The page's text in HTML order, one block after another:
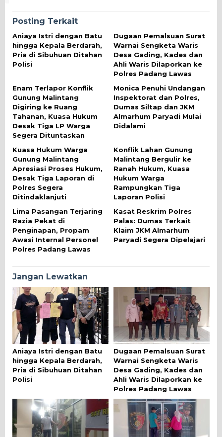
Posting Terkait
Aniaya Istri dengan Batu
hingga Kepala Berdarah,
Pria di Sibuhuan Ditahan
Polisi
Dugaan Pemalsuan Surat
Warnai Sengketa Waris
Desa Gading, Kades dan
Ahli Waris Dilaporkan ke
Polres Padang Lawas
Enam Terlapor Konflik
Gunung Malintang
Digiring ke Ruang
Tahanan, Kuasa Hukum
Desak Tiga LP Warga
Segera Dituntaskan
Monica Penuhi Undangan
Inspektorat dan Polres,
Dumas Siltap dan JKM
Almarhum Paryadi Mulai
Didalami
Kuasa Hukum Warga
Gunung Malintang
Apresiasi Proses Hukum,
Desak Tiga Laporan di
Polres Segera
Ditindaklanjuti
Konflik Lahan Gunung
Malintang Bergulir ke
Ranah Hukum, Kuasa
Hukum Warga
Rampungkan Tiga
Laporan Polisi
Lima Pasangan Terjaring
Razia Pekat di
Penginapan, Propam
Awasi Internal Personel
Polres Padang Lawas
Kasat Reskrim Polres
Palas: Dumas Terkait
Klaim JKM Almarhum
Paryadi Segera Dipelajari
Jangan Lewatkan
Aniaya Istri dengan Batu
hingga Kepala Berdarah,
Pria di Sibuhuan Ditahan
Polisi
Dugaan Pemalsuan Surat
Warnai Sengketa Waris
Desa Gading, Kades dan
Ahli Waris Dilaporkan ke
Polres Padang Lawas